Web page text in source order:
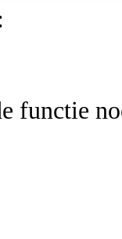
functie